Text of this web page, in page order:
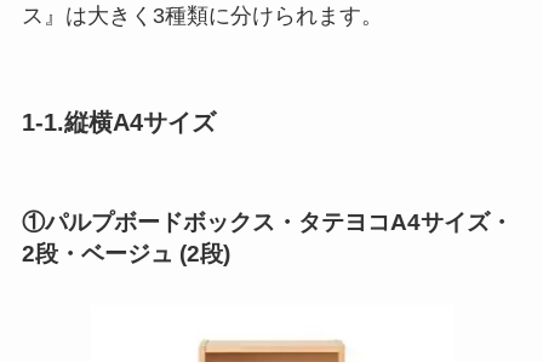
ス』は大きく3種類に分けられます。
1-1.縦横A4サイズ
①パルプボードボックス・タテヨコA4サイズ・
2段・ベージュ (2段)